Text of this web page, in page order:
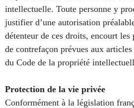
intellectuelle. Toute personne y
justifier d’une autorisation
détenteur de ces droits, encourt
de contrefaçon prévues aux
du Code de la propriété
Protection de la vie privée
Conformément à la législation